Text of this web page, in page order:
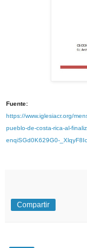
Fuente:
https://www.iglesiacr.org/
pueblo-de-costa-rica-al-
enqiSGd0K629G0-
Compartir